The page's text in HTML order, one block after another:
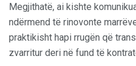
Megjithatë, ai kishte
ndërmend të rinovonte
praktikisht hapi rrugën që
zvarritur deri në fund të